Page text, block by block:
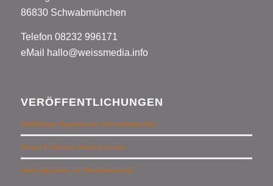
86830 Schwabmünchen
Telefon 08232 996171
eMail hallo@weissmedia.info
VERÖFFENTLICHUNGEN
Webdesign Agentur aus Schwabmünchen
Honig Etiketten drucken lassen
Individualität von Werbematerial